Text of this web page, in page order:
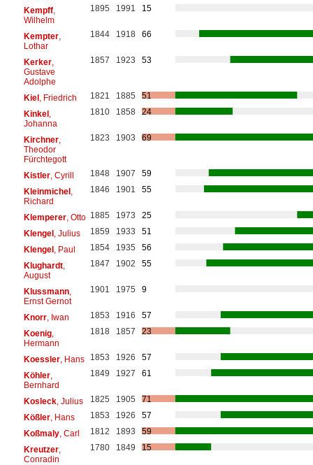
Kempff,
Wilhelm
1895 1991 15
Kempter,
Lothar
1844 1918 66
Kerker,
Gustave
Adolphe
1857 1923 53
Kiel, Friedrich 1821 1885
51
Kinkel,
Johanna
1810 1858 24
Kirchner,
Theodor
Fürchtegott
1823 1903 69
Kistler, Cyrill 1848 1907
59
Kleinmichel,
Richard
1846 1901 55
Klemperer, Otto 1885 1973
25
Klengel, Julius 1859 1933
51
Klengel, Paul 1854 1935
56
Klughardt,
August
1847 1902 55
Klussmann,
Ernst Gernot
1901 1975 9
Knorr, Iwan 1853 1916
57
Koenig,
Hermann
1818 1857 23
Koessler, Hans 1853 1926
57
Köhler,
Bernhard
1849 1927 61
Kosleck, Julius 1825 1905
71
Kößler, Hans 1853 1926
57
Koßmaly, Carl 1812 1893
59
Kreutzer,
Conradin
1780 1849 15